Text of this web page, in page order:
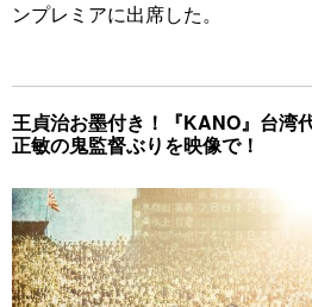
ンプレミアに出席した。
王貞治お墨付き！『KANO』台湾
正敏の鬼監督ぶりを映像で！